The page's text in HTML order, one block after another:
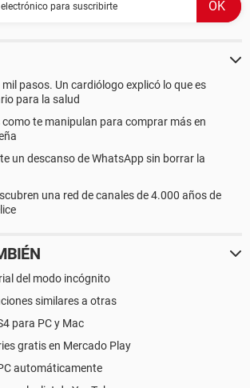
pasos. Un cardiólogo explicó lo que es
para la salud
como te manipulan para comprar más en
un descanso de WhatsApp sin borrar la
una red de canales de 4.000 años de
del modo incógnito
similares a otras
para PC y Mac
gratis en Mercado Play
automáticamente